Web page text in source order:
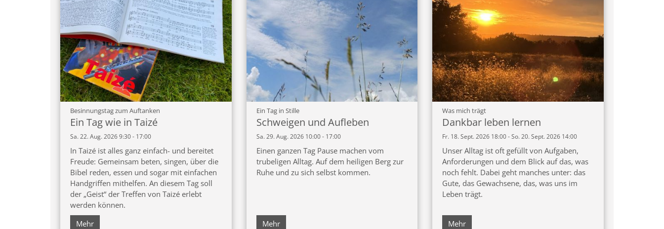
Besinnungstag zum Auftanken
Ein Tag wie in Taizé
Sa. 22. Aug. 2026 9:30 - 17:00
In Taizé ist alles ganz einfach- und bereitet
Freude: Gemeinsam beten, singen, über die
Bibel reden, essen und sogar mit einfachen
Handgriffen mithelfen. An diesem Tag soll
der „Geist“ der Treffen von Taizé erlebt
werden können.
Mehr
Ein Tag in Stille:
Schweigen und Aufleben
Sa. 29. Aug. 2026 10:00 - 17:00
Einen ganzen Tag Pause machen vom
trubeligen Alltag. Auf dem heiligen Berg zur
Ruhe und zu sich selbst kommen.
Mehr
Was mich trägt:
Dankbar leben lernen
Fr. 18. Sept. 2026 18:00 - So. 20. Sept. 2026 14:00
Unser Alltag ist oft gefüllt von Aufgaben,
Anforderungen und dem Blick auf das, was
noch fehlt. Dabei geht manches unter: das
Gute, das Gewachsene, das, was uns im
Leben trägt.
Mehr